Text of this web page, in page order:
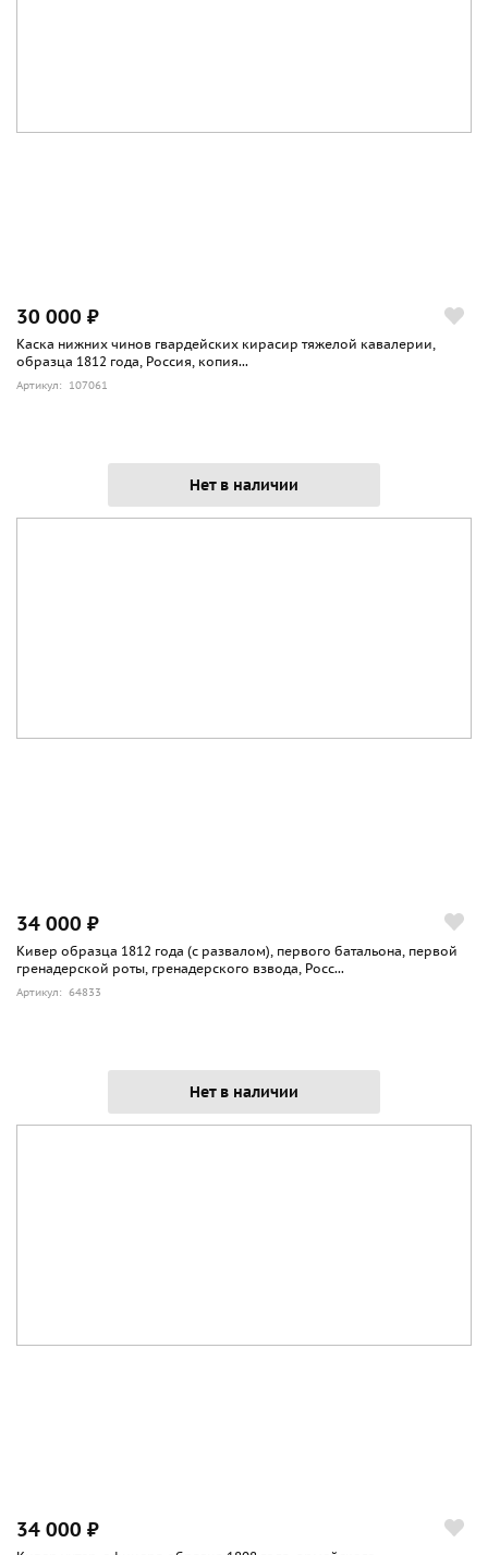
30 000 ₽
Каска нижних чинов гвардейских кирасир тяжелой кавалерии,
образца 1812 года, Россия, копия...
Артикул: 107061
Нет в наличии
34 000 ₽
Кивер образца 1812 года (с развалом), первого батальона, первой
гренадерской роты, гренадерского взвода, Росс...
Артикул: 64833
Нет в наличии
34 000 ₽